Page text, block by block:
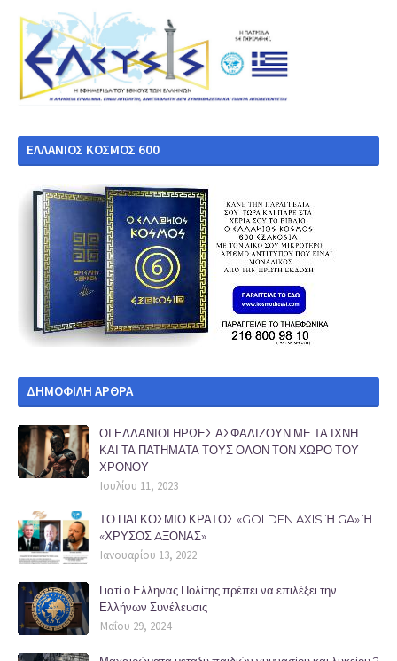
ΕΛΛΑΝΙΟΣ ΚΟΣΜΟΣ 600
ΔΗΜΟΦΙΛΗ ΑΡΘΡΑ
ΟΙ ΕΛΛΑΝΙΟΙ ΗΡΩΕΣ ΑΣΦΑΛΙΖΟΥΝ ΜΕ ΤΑ ΙΧΝΗ
ΚΑΙ ΤΑ ΠΑΤΗΜΑΤΑ ΤΟΥΣ ΟΛΟΝ ΤΟΝ ΧΩΡΟ ΤΟΥ
ΧΡΟΝΟΥ
Ιουλίου 11, 2023
ΤΟ ΠΑΓΚΟΣΜΙΟ ΚΡΑΤΟΣ «GOLDEN AXIS Ή GA» Ή
«ΧΡΥΣΟΣ AΞΟΝΑΣ»
Ιανουαρίου 13, 2022
Γιατί ο Ελληνας Πολίτης πρέπει να επιλέξει την
Ελλήνων Συνέλευσις
Μαΐου 29, 2024